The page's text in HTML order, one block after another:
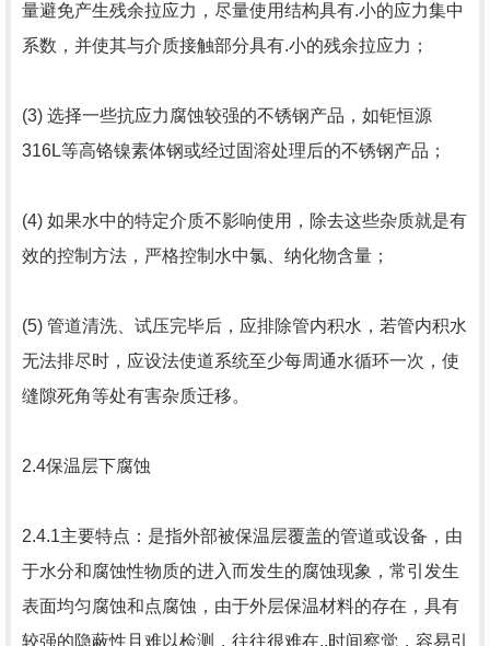
量避免产生残余拉应力，尽量使用结构具有.小的应力集中
系数，并使其与介质接触部分具有.小的残余拉应力；
(3) 选择一些抗应力腐蚀较强的不锈钢产品，如钜恒源
316L等高铬镍素体钢或经过固溶处理后的不锈钢产品；
(4) 如果水中的特定介质不影响使用，除去这些杂质就是有
效的控制方法，严格控制水中氯、纳化物含量；
(5) 管道清洗、试压完毕后，应排除管内积水，若管内积水
无法排尽时，应设法使道系统至少每周通水循环一次，使
缝隙死角等处有害杂质迁移。
2.4保温层下腐蚀
2.4.1主要特点：是指外部被保温层覆盖的管道或设备，由
于水分和腐蚀性物质的进入而发生的腐蚀现象，常引发生
表面均匀腐蚀和点腐蚀，由于外层保温材料的存在，具有
较强的隐蔽性且难以检测，往往很难在..时间察觉，容易引